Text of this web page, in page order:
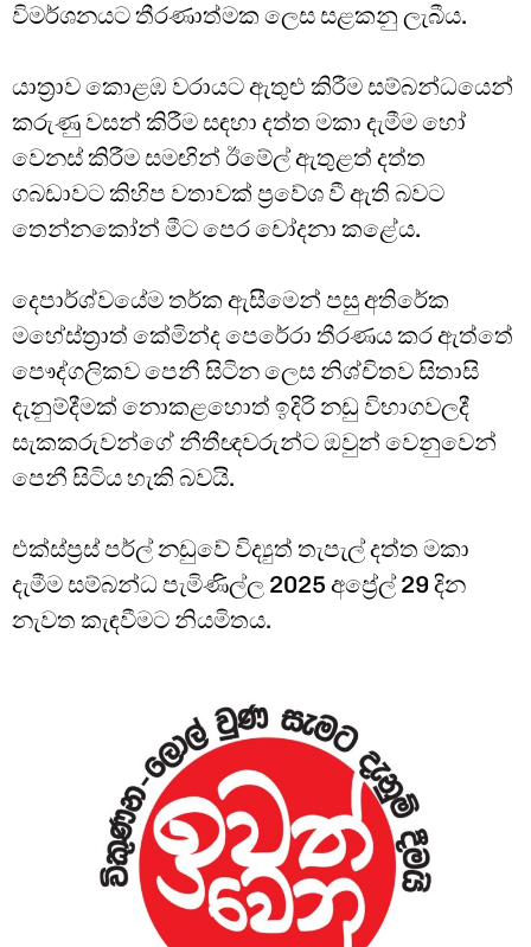
විමර්ශනයට තීරණාත්මක ලෙස සළකනු ලැබීය.
යාත්‍රාව කොළඹ වරායට ඇතුළු කිරීම සම්බන්ධයෙන්
කරුණු වසන් කිරීම සඳහා දත්ත මකා දැමීම හෝ
වෙනස් කිරීම සමඟින් ඊමේල් ඇතුළත් දත්ත
ගබඩාවට කිහිප වතාවක් ප්‍රවේශ වී ඇති බවට
තෙන්නකෝන් මීට පෙර චෝදනා කළේය.
දෙපාර්ශ්වයේම තර්ක ඇසීමෙන් පසු අතිරේක
මහේස්ත්‍රාත් කේමින්ද පෙරේරා තීරණය කර ඇත්තේ
පෞද්ගලිකව පෙනී සිටින ලෙස නිශ්චිතව සිතාසි
දැනුම්දීමක් නොකළහොත් ඉදිරි නඩු විභාගවලදී
සැකකරුවන්ගේ නීතීඥවරුන්ට ඔවුන් වෙනුවෙන්
පෙනී සිටිය හැකි බවයි.
එක්ස්ප්‍රස් පර්ල් නඩුවේ විද්‍යුත් තැපැල් දත්ත මකා
දැමීම සම්බන්ධ පැමිණිල්ල 2025 අප්‍රේල් 29 දින
නැවත කැඳවීමට නියමිතය.